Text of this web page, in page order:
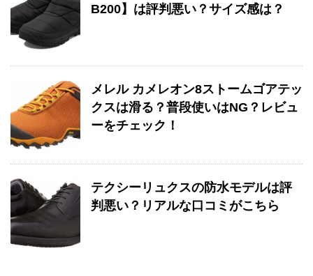
B200】は評判悪い？サイズ感は？
メレル カメレオン8ストームゴアテッ
クスは滑る？普段使いはNG？レビュ
ーをチェック！
テクシーリュクスの防水モデルは評
判悪い？リアルな口コミがこちら